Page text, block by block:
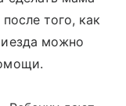
того, как
можно